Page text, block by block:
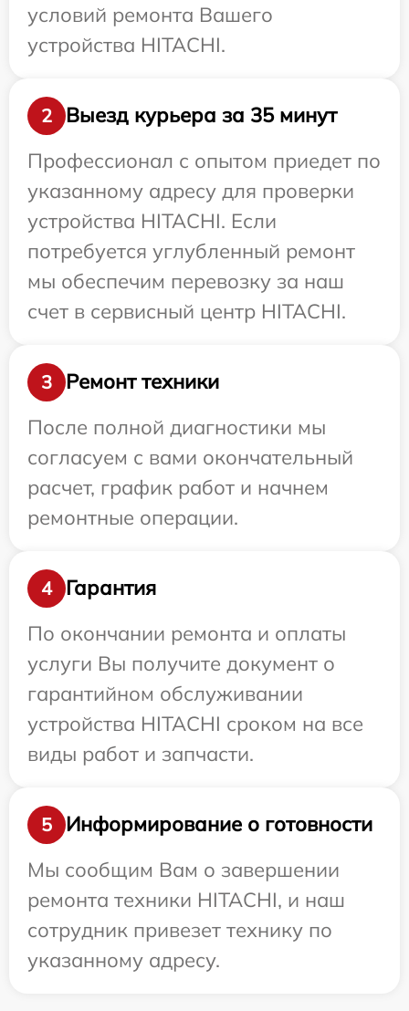
условий ремонта Вашего
устройства HITACHI.
2
Выезд курьера за 35 минут
Профессионал с опытом приедет по
указанному адресу для проверки
устройства HITACHI. Если
потребуется углубленный ремонт
мы обеспечим перевозку за наш
счет в сервисный центр HITACHI.
3
Ремонт техники
После полной диагностики мы
согласуем с вами окончательный
расчет, график работ и начнем
ремонтные операции.
4
Гарантия
По окончании ремонта и оплаты
услуги Вы получите документ о
гарантийном обслуживании
устройства HITACHI сроком на все
виды работ и запчасти.
5
Информирование о готовности
Мы сообщим Вам о завершении
ремонта техники HITACHI, и наш
сотрудник привезет технику по
указанному адресу.